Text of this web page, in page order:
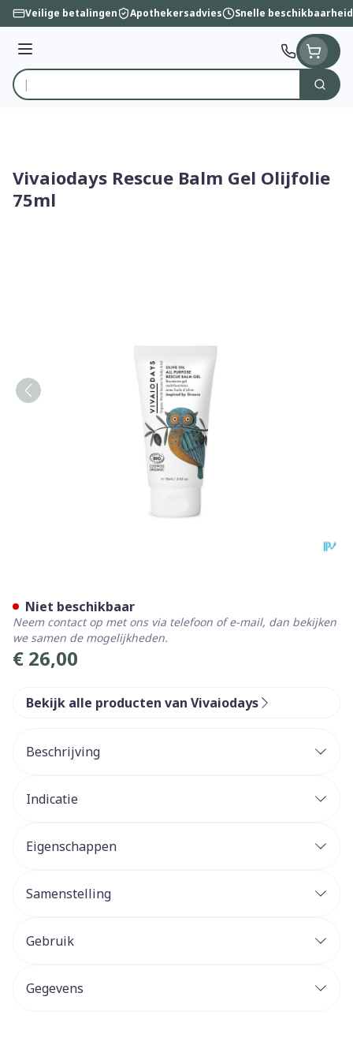
Ga naar de inhoud
Veilige betalingen Apothekersadvies Snelle beschikbaarheid
Menu
Product, merk, categorie...
Zoek
Vivaiodays Rescue Balm Gel Olijfolie
75ml
€ 26,00
Niet beschikbaar
Neem contact op met ons via telefoon of e-mail, dan bekijken
we samen de mogelijkheden.
Bekijk alle producten van Vivaiodays
Beschrijving
Indicatie
Eigenschappen
Samenstelling
Gebruik
Gegevens